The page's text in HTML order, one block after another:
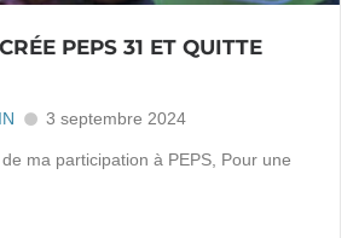
PEPS 31 ET QUITTE
3 septembre 2024
ma participation à PEPS, Pour une